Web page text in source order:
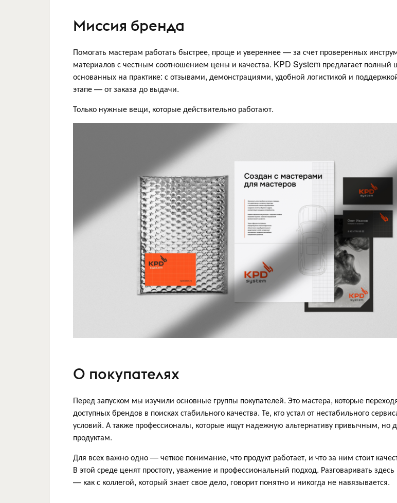
Миссия бренда
Помогать мастерам работать быстрее, проще и увереннее — за счет проверенных
материалов с честным соотношением цены и качества. KPD System предлагает полный
основанных на практике: с отзывами, демонстрациями, удобной логистикой и
этапе — от заказа до выдачи.
Только нужные вещи, которые действительно работают.
О покупателях
Перед запуском мы изучили основные группы покупателей. Это мастера, которые
доступных брендов в поисках стабильного качества. Те, кто устал от нестабильного
условий. А также профессионалы, которые ищут надежную альтернативу привычным, но
продуктам.
Для всех важно одно — четкое понимание, что продукт работает, и что за ним стоит
В этой среде ценят простоту, уважение и профессиональный подход. Разговаривать
— как с коллегой, который знает свое дело, говорит понятно и никогда не навязывается.